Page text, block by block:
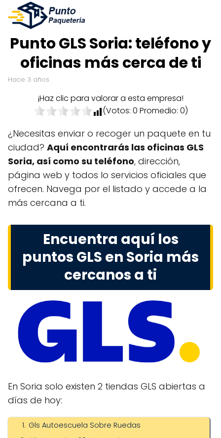
Punto GLS Soria: teléfono y
oficinas más cerca de ti
hace 3 años
¡Haz clic para valorar a esta empresa!
(Votos: 0 Promedio: 0)
¿Necesitas enviar o recoger un paquete en tu
ciudad? Aquí encontrarás las oficinas GLS
Soria, así como su teléfono, dirección,
página web y todos lo servicios oficiales que
ofrecen. Navega por el listado y accede a la
más cercana a ti.
Encuentra aquí los
puntos GLS en Soria más
cercanos a ti
En Soria solo existen 2 tiendas GLS abiertas a
días de hoy:
Gls Autoescuela Sobre Ruedas